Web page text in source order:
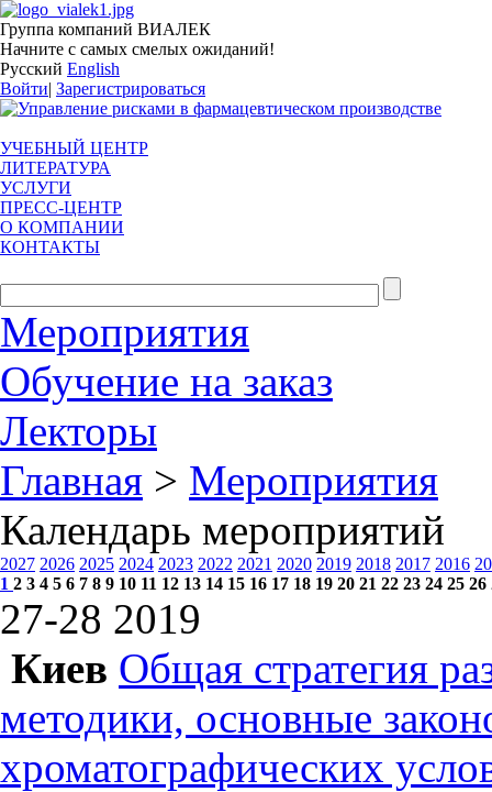
Группа компаний ВИАЛЕК
Начните с самых смелых ожиданий!
Русский English
Войти| Зарегистрироваться
УЧЕБНЫЙ ЦЕНТР
ЛИТЕРАТУРА
УСЛУГИ
ПРЕСС-ЦЕНТР
О КОМПАНИИ
КОНТАКТЫ
Мероприятия
Обучение на заказ
Лекторы
Главная > Мероприятия
Календарь мероприятий
2027 2026 2025 2024 2023 2022 2021 2020 2019 2018 2017 2016
1 2 3 4 5 6 7 8 9 10 11 12 13 14 15 16 17 18 19 20 21 22 23 24 25 26
27-28 2019
Киев Общая стратегия
методики, основные
хроматографических